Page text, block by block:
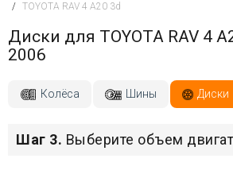
Услуги шиномонтажа
Хранение шин
Вы здесь
/ TOYOTA RAV 4 A20 3d
Диски для TOYOTA RAV 4
2006
Колёса Шины Диски
Шаг 3. Выберите объем